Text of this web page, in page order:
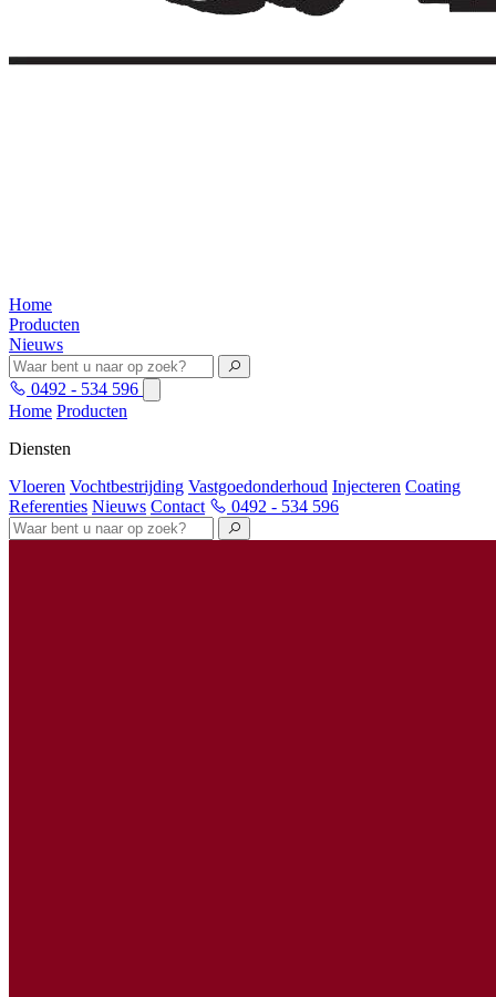
Home
Producten
Nieuws
0492 - 534 596
Home Producten
Diensten
Vloeren Vochtbestrijding Vastgoedonderhoud Injecteren Coating
Referenties Nieuws Contact 0492 - 534 596